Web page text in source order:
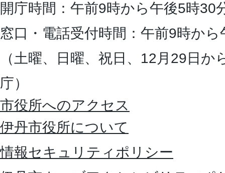
開庁時間：午前9時から午後5時30
窓口・電話受付時間：午前9時か
（土曜、日曜、祝日、12月29日
庁）
市役所へのアクセス
伊丹市役所について
情報セキュリティポリシー